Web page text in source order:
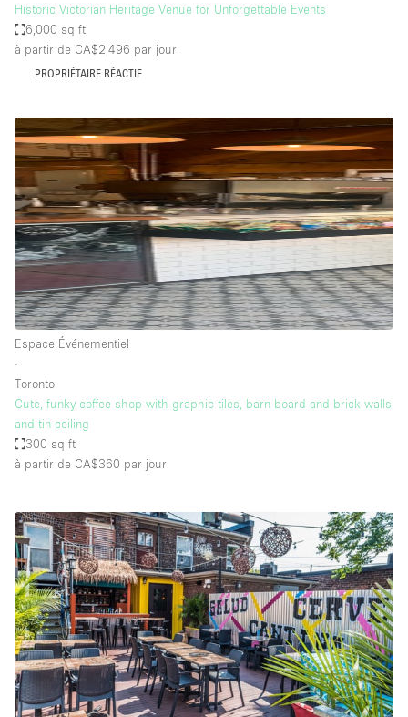
Historic Victorian Heritage Venue for Unforgettable Events
6,000 sq ft
à partir de CA$2,496 par jour
PROPRIÉTAIRE RÉACTIF
Espace Événementiel
∙
Toronto
Cute, funky coffee shop with graphic tiles, barn board and brick walls
and tin ceiling
300 sq ft
à partir de CA$360 par jour